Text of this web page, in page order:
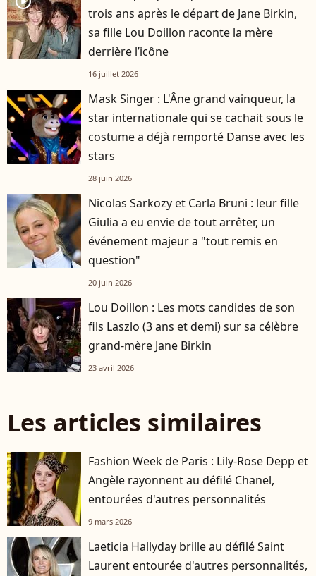
trois ans après le départ de Jane Birkin,
sa fille Lou Doillon raconte la mère
derrière l’icône
16 juillet 2026
Mask Singer : L'Âne grand vainqueur, la
star internationale qui se cachait sous le
costume a déjà remporté Danse avec les
stars
28 juin 2026
Nicolas Sarkozy et Carla Bruni : leur fille
Giulia a eu envie de tout arrêter, un
événement majeur a "tout remis en
question"
20 juin 2026
Lou Doillon : Les mots candides de son
fils Laszlo (3 ans et demi) sur sa célèbre
grand-mère Jane Birkin
23 avril 2026
Les articles similaires
Fashion Week de Paris : Lily-Rose Depp et
Angèle rayonnent au défilé Chanel,
entourées d'autres personnalités
9 mars 2026
Laeticia Hallyday brille au défilé Saint
Laurent entourée d'autres personnalités,